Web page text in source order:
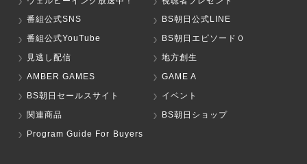
番組公式SNS
BS朝日公式LINE
番組公式YouTube
BS朝日エピソード０
見逃し配信
地方創生
AMBER GAMES
GAME A
BS朝日セールスサイト
イベント
関連商品
BS朝日ショップ
Program Guide For Buyers